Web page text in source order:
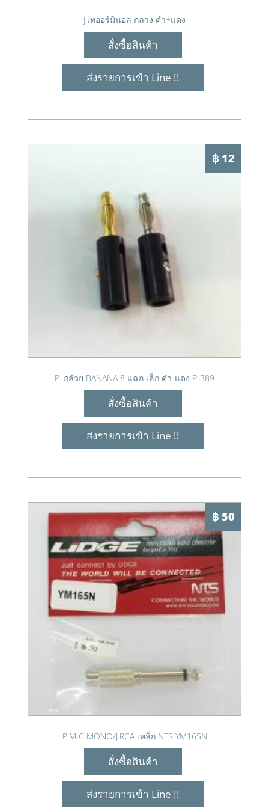
J.เทออร์มินอล กลาง ดำ+แดง
สั่งซื้อสินค้า
ส่งรายการเข้า Line !!
฿ 12
P. กล้วย BANANA 8 แฉก เล็ก ดำ-แดง P-389
สั่งซื้อสินค้า
ส่งรายการเข้า Line !!
฿ 50
P.MIC MONO/J.RCA เหล็ก NTS YM165N
สั่งซื้อสินค้า
ส่งรายการเข้า Line !!